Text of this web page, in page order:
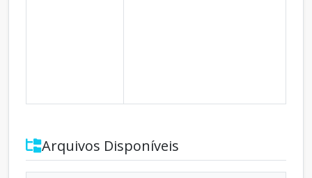
Arquivos Disponíveis